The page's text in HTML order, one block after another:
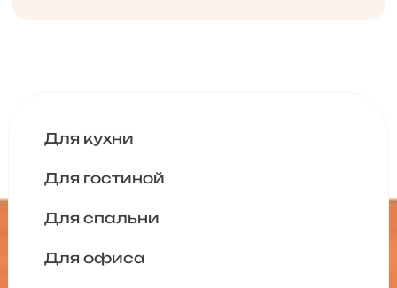
Для кухни
Для гостиной
Для спальни
Для офиса